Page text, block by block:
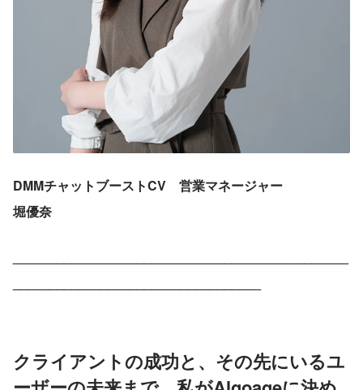
DMMチャットブーストCV　営業マネージャー
堀優奈
クライアントの成功と、その先にいるユ